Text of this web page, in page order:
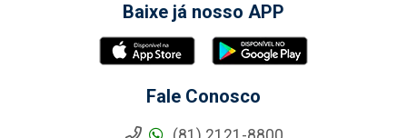
Baixe já nosso APP
Fale Conosco